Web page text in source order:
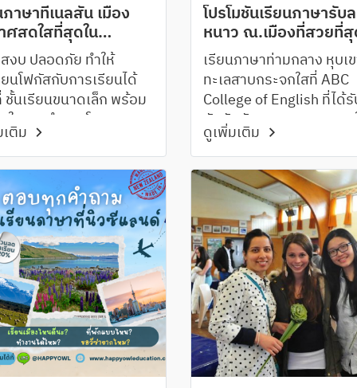
าษาที่เนลสัน เมือง
ศสดใสที่สุดใน
ลนด์
งบ ปลอดภัย ทำให้
นโฟกัสกับการเรียนได้
ชั้นเรียนขนาดเล็ก พร้อม
ในการทำงานโรงแรม
ร์ทไทม์ที่ Rutherford
ติม
โปรโมชั่นเรียนภาษารับ
หนาว ณ.เมืองที่สวยที่สุ
นิวซีแลนด์
เรียนภาษาท่ามกลาง หุบเ
ทะเลสาบกระจกใสที่ ABC
College of English ที่ได้
จัดอันดับคุณภาพการสอน
ระดับสูงสุด
ดูเพิ่มเติม